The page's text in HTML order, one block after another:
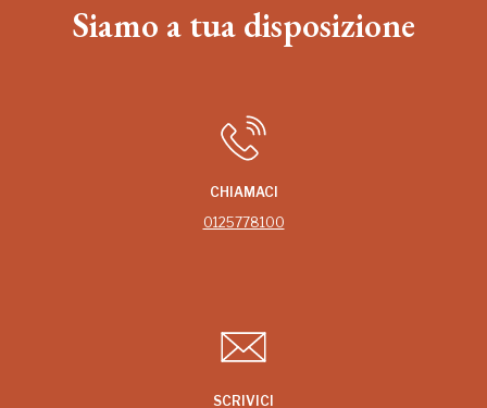
Siamo a tua disposizione
CHIAMACI
0125778100
SCRIVICI